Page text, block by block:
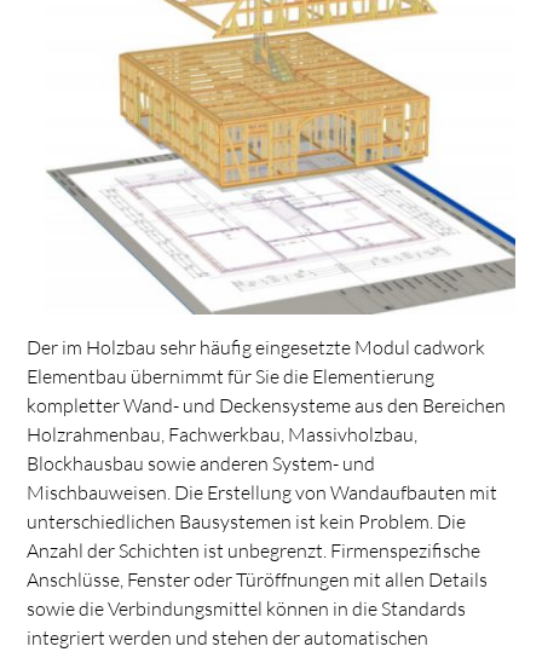
Der im Holzbau sehr häufig eingesetzte Modul cadwork
Elementbau übernimmt für Sie die Elementierung
kompletter Wand- und Deckensysteme aus den Bereichen
Holzrahmenbau, Fachwerkbau, Massivholzbau,
Blockhausbau sowie anderen System- und
Mischbauweisen. Die Erstellung von Wandaufbauten mit
unterschiedlichen Bausystemen ist kein Problem. Die
Anzahl der Schichten ist unbegrenzt. Firmenspezifische
Anschlüsse, Fenster oder Türöffnungen mit allen Details
sowie die Verbindungsmittel können in die Standards
integriert werden und stehen der automatischen